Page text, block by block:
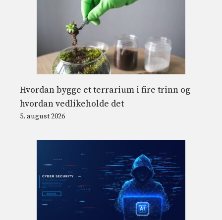
Hvordan bygge et terrarium i fire trinn og
hvordan vedlikeholde det
5. august 2026